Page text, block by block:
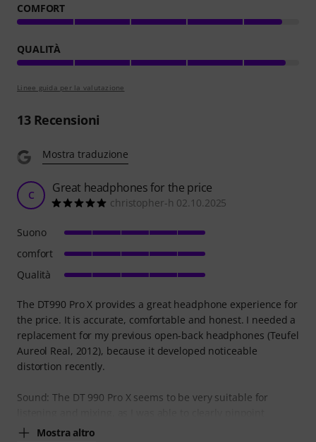
COMFORT
QUALITÀ
Linee guida per la valutazione
13Recensioni
Mostra traduzione
C Great headphones for the price
christopher-h 02.10.2025
The DT990 Pro X provides a great headphone experience for
the price. It is accurate, comfortable and honest. I needed a
replacement for my previous open-back headphones (Teufel
Aureol Real, 2012), because it developed noticeable
distortion recently.
Sound: The DT 990 Pro X seems to be very suitable for
Mostra altro
Suono
comfort
Qualità